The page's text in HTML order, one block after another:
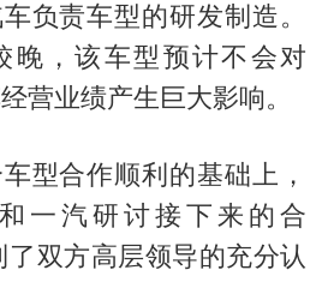
负责车型的研发制造。
晚，该车型预计不会对
营业绩产生巨大影响。
型合作顺利的基础上，
一汽研讨接下来的合
了双方高层领导的充分认